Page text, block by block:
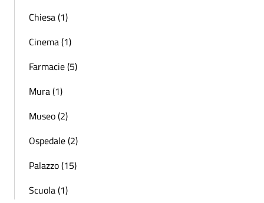
Chiesa (1)
Cinema (1)
Farmacie (5)
Mura (1)
Museo (2)
Ospedale (2)
Palazzo (15)
Scuola (1)